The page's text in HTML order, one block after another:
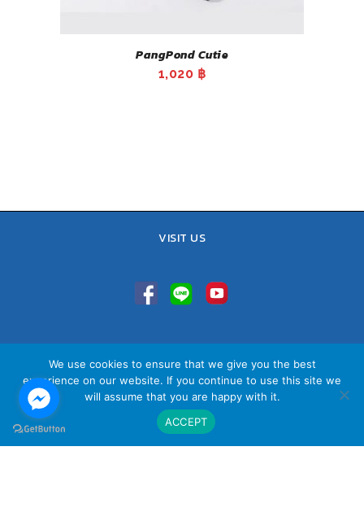
PangPond Cutie
1,020 ฿
VISIT US
Sales Team : 084-085-6324
Email : contact@vithita.com
นโยบายทางธุรกิจ
We use cookies to ensure that we give you the best
experience on our website. If you continue to use this site we
will assume that you are happy with it.
ACCEPT